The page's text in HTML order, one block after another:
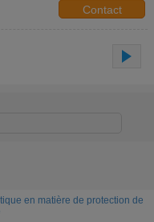
Contact
en matière de protection de